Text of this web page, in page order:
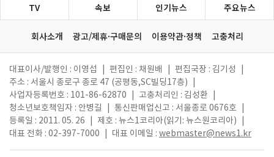
TV 속보 인기뉴스 주요뉴스
회사소개 광고/제휴·구매문의 이용약관·정책 고충처리
대표이사/발행인 : 이영섭 편집인 : 채원배 편집국장 : 김기성
주소 : 서울시 종로구 종로 47 (공평동,SC빌딩17층)
사업자등록번호 : 101-86-62870
고충처리인 : 김성환
청소년보호책임자 : 안병길
통신판매업신고 : 서울종로 0676호
등록일 : 2011. 05. 26
제호 : 뉴스1코리아(읽기: 뉴스원코리아)
대표 전화 : 02-397-7000
대표 이메일 : webmaster@news1.kr